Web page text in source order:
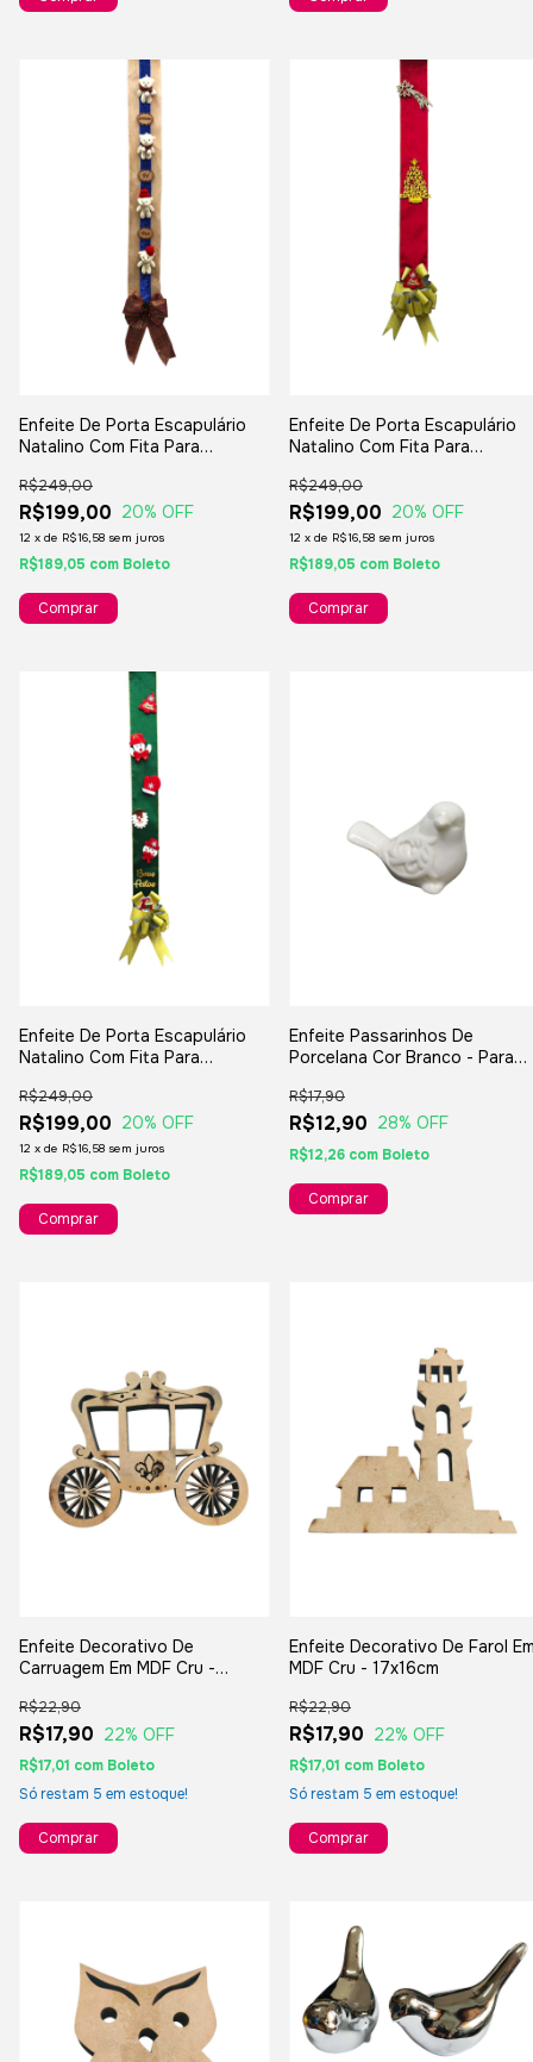
Enfeite De Porta Escapulário
Natalino Com Fita Para
Juta
R$199,00
R$249,00
20% OFF
12 x de R$16,58 sem juros
R$189,05 com Boleto
Enfeite De Porta Escapulário
Natalino Com Fita Para
Vermelha
R$199,00
R$249,00
20% OFF
12 x de R$16,58 sem juros
R$189,05 com Boleto
Enfeite De Porta Escapulário
Natalino Com Fita Para
Verde
R$199,00
R$249,00
20% OFF
12 x de R$16,58 sem juros
R$189,05 com Boleto
Enfeite Passarinhos De
Porcelana Cor Branco - Para
R$12,90
R$17,90
28% OFF
R$12,26 com Boleto
Enfeite Decorativo De
Carruagem Em MDF Cru -
R$17,90
R$22,90
22% OFF
R$17,01 com Boleto
Só restam 5 em estoque!
Enfeite Decorativo De Farol
MDF Cru - 17x16cm
R$17,90
R$22,90
22% OFF
R$17,01 com Boleto
Só restam 5 em estoque!